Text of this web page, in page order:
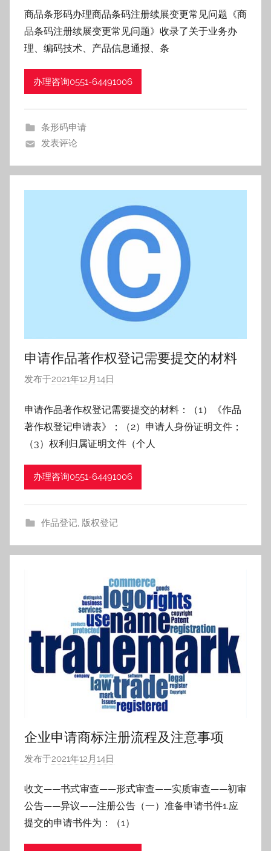
:
h
f
h
商品条形码办理商品条码注册续展变更常见问题《商
品条码注册续展变更常见问题》收录了关于业务办
理、编码技术、产品信息通报、条
办理咨询0551-64491006
条形码申请
发表评论
申请作品著作权登记需要提交的材料
发布于2021年12月14日
:
h
f
h
申请作品著作权登记需要提交的材料：（1）《作品
著作权登记申请表》；（2）申请人身份证明文件；
（3）权利归属证明文件（个人
办理咨询0551-64491006
作品登记, 版权登记
企业申请商标注册流程及注意事项
发布于2021年12月14日
:
h
收文——书式审查——形式审查——实质审查——初审
公告——异议——注册公告（一）准备申请书件1.应
提交的申请书件为：（1）